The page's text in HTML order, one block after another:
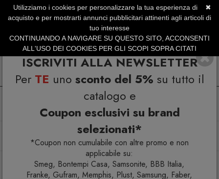
ISCRIVITI ALLA NEWSLETTER
Per TE uno sconto del 5% su tutto il
catalogo e
Coupon esclusivi su brand
selezionati*
*Coupon non cumulabile con altre promo e non
applicabile su:
Smeg, Bontempi Casa, Samsonite, BBB Italia,
Franke, Gufram, Memphis, Plust, Samsung, Faber,
SERVIZIO CLIENTI +39.0773.470.562
SUMMER SALES | Fino al 31 Agosto
Arredo interno
Mobili contenitori
Credenza 2 ante 3 cassetti Isar
✖
Utilizziamo i cookies per personalizzare la tua esperienza di
acquisto e per mostrarti annunci pubblicitari attinenti agli articoli di
tuo interesse
CONTINUANDO A NAVIGARE SU QUESTO SITO, ACCONSENTI
ALL'USO DEI COOKIES PER GLI SCOPI SOPRA CITATI